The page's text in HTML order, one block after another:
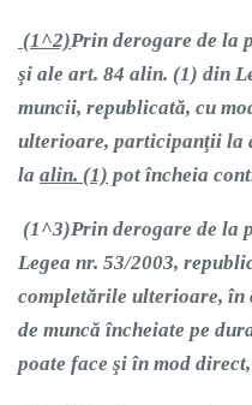
(1^2)Prin derogare de la
şi ale art. 84 alin. (1) din
muncii, republicată, cu
ulterioare, participanţii la
la alin. (1) pot încheia
(1^3)Prin derogare de la
Legea nr. 53/2003,
completările ulterioare,
de muncă încheiate pe
poate face şi în mod